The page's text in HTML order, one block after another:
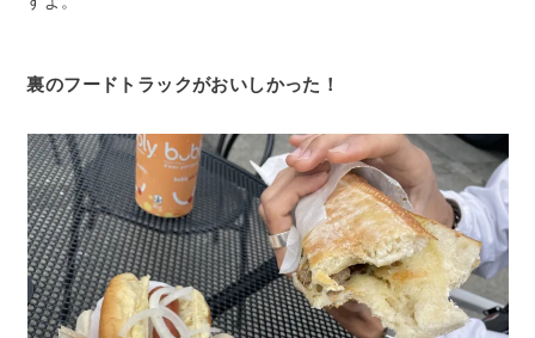
裏のフードトラックがおいしかった！